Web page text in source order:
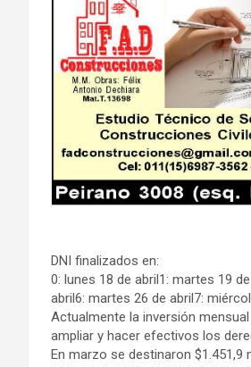
DNI finalizados en:
0: lunes 18 de abril1: martes 19
abril6: martes 26 de abril7:
Actualmente la inversión
ampliar y hacer efectivos los
En marzo se destinaron